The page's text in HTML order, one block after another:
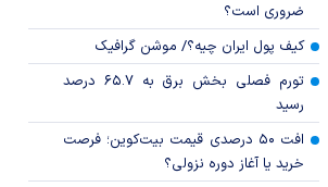
ضروری است؟
کیف پول ایران چیه؟/ موشن گرافیک
تورم فصلی بخش برق به ۶۵.۷ درصد
رسید
افت ۵۰ درصدی قیمت بیت‌کوین؛ فرصت
خرید یا آغاز دوره نزولی؟